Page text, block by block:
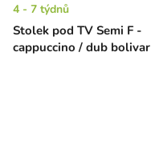
Stolek pod TV Semi F -
cappuccino / dub bolivar
4 - 7 týdnů